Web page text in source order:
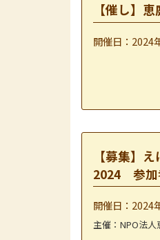
【催し】
開催日：2024
【募集】
2024 参加
開催日：2024
主催：NPO法